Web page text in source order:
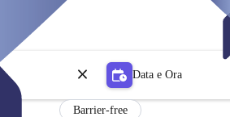
Data e Ora
Barrier-free